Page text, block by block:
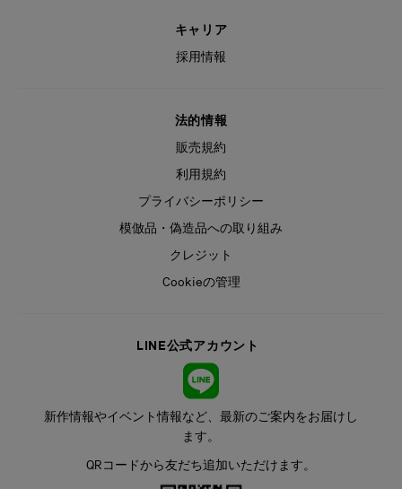
キャリア
採用情報
法的情報
販売規約
利用規約
プライバシーポリシー
模倣品・偽造品への取り組み
クレジット
Cookieの管理
LINE公式アカウント
新作情報やイベント情報など、最新のご案内をお届けし
ます。
QRコードから友だち追加いただけます。